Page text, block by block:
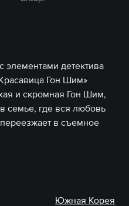
элементами детектива
Гон Шим»
и скромная Гон Шим,
семье, где вся любовь
в съемное
Южная Корея